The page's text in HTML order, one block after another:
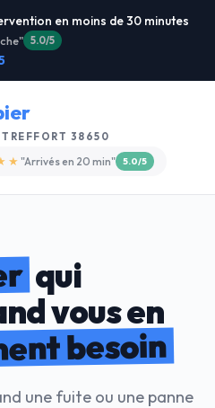
en moins de 30 minutes
4.9/5
TREFFORT 38650
"Devis gratuit" 4.8/5
qui
vous en
besoin
une fuite ou une panne